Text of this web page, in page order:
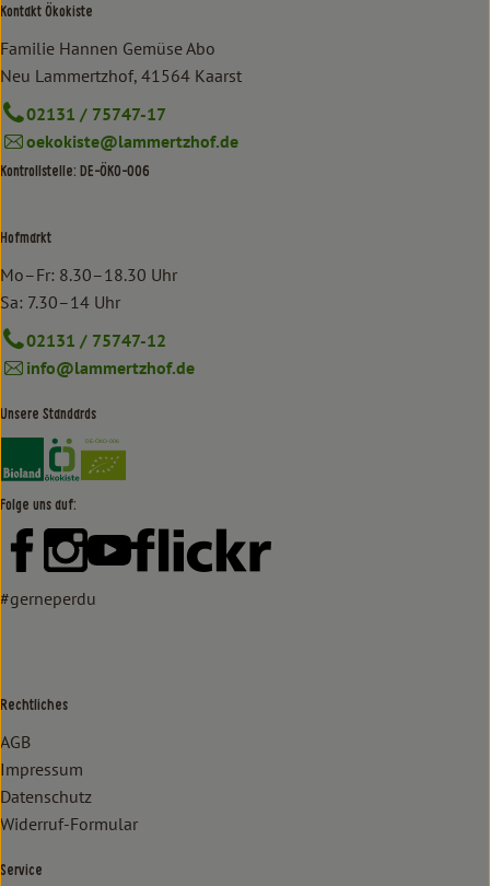
Kontakt Ökokiste
Familie Hannen Gemüse Abo
Neu Lammertzhof, 41564 Kaarst
02131 / 75747-17
oekokiste@lammertzhof.de
Kontrollstelle: DE-ÖKO-006
Hofmarkt
Mo–Fr: 8.30–18.30 Uhr
Sa: 7.30–14 Uhr
02131 / 75747-12
info@lammertzhof.de
Unsere Standards
Externer Link zu https://www.bioland.de/verbraucher
Externer Link zu https://www.oekokiste.de/
Folge uns auf:
Externer Link zu https://www.facebook.com/lammertzhof/
Externer Link zu https://www.instagram.com/
Externer Link zu https://www.youtube.com/
Externer Link zu https://
#gerneperdu
Rechtliches
AGB
Impressum
Datenschutz
Widerruf-Formular
Service